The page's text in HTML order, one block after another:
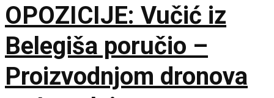
OPOZICIJE: Vučić iz
Belegiša poručio –
Proizvodnjom dronova